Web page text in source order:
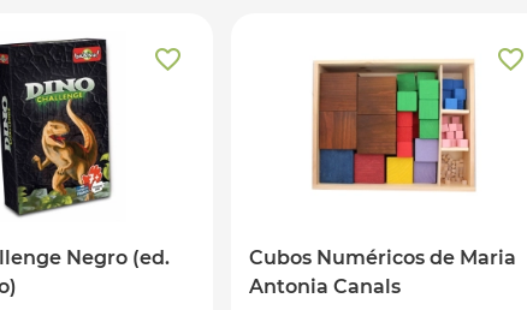
Negro (ed.
Cubos Numéricos de Maria
Antonia Canals